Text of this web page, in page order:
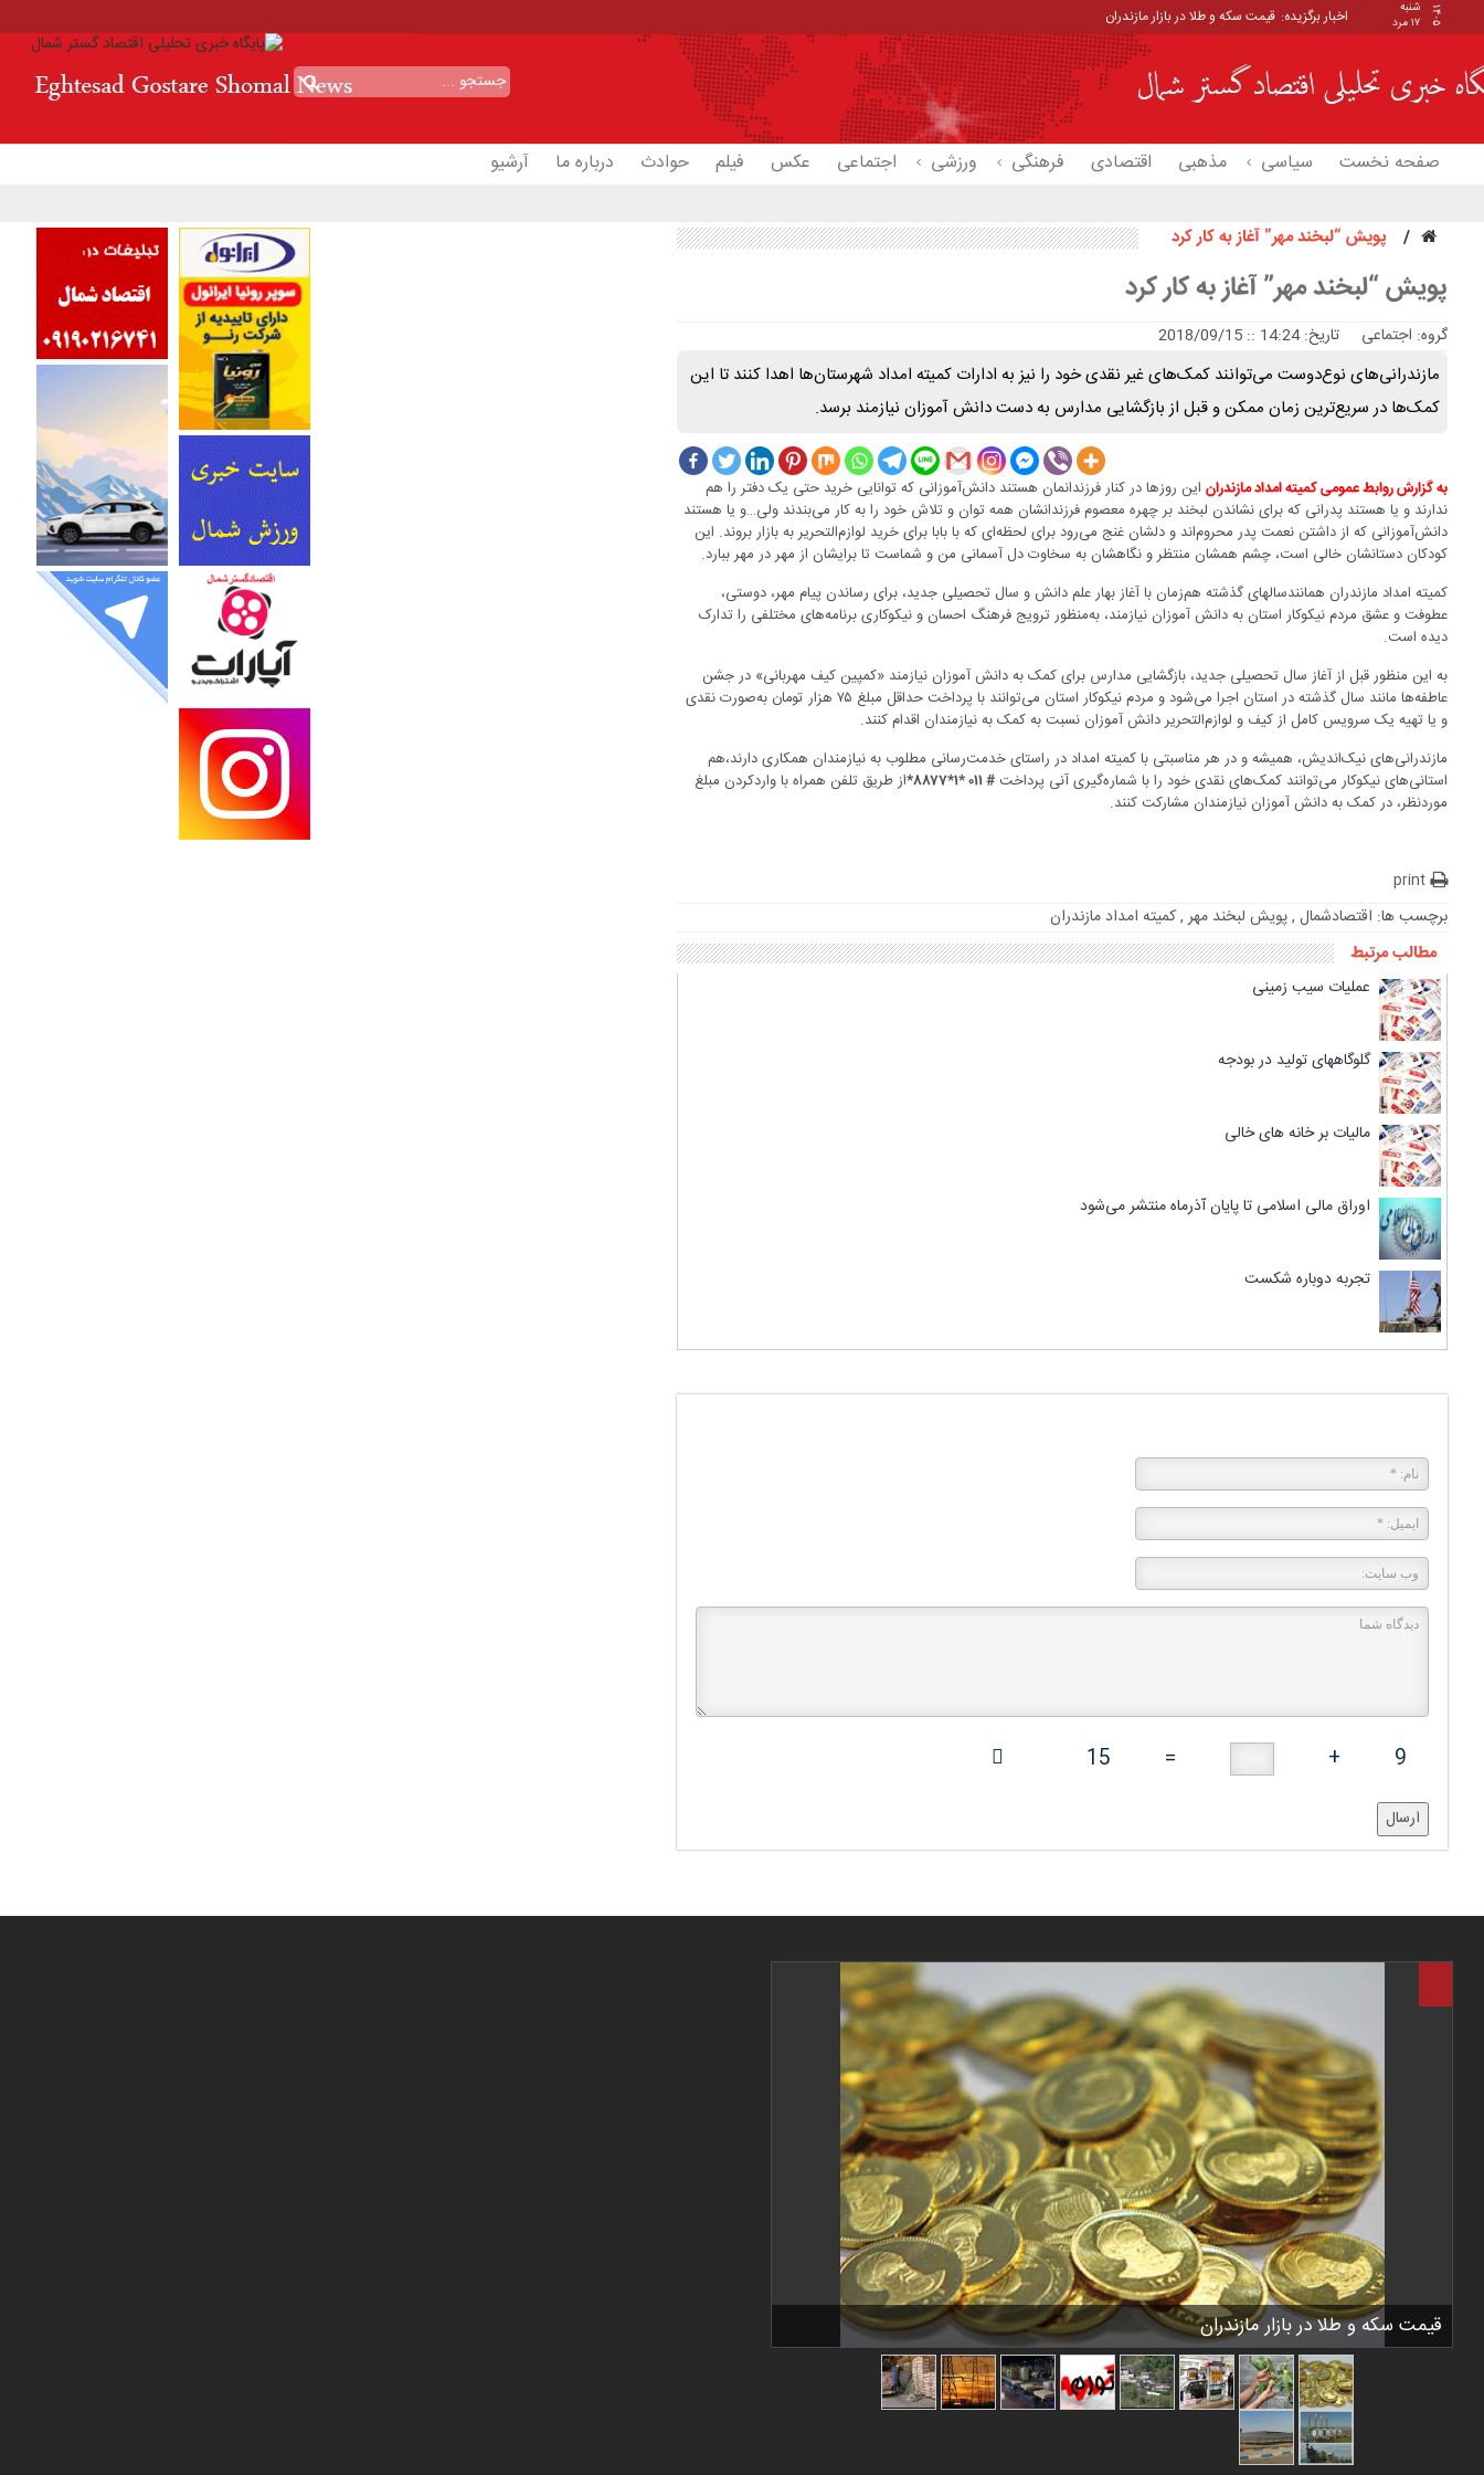
۱۴۰۵
شنبه
۱۷ مرد
اخبار برگزیده: قیمت سکه و طلا در بازار مازندران
صفحه نخست سیاسی مذهبی اقتصادی فرهنگی ورزشی اجتماعی عکس فیلم حوادث درباره ما آرشیو
پویش “لبخند مهر” آغاز به کار کرد
پویش “لبخند مهر” آغاز به کار کرد
گروه: اجتماعی تاریخ: 14:24 :: 2018/09/15
مازندرانی‌های نوع‌دوست می‌توانند کمک‌های غیر نقدی خود را نیز به ادارات کمیته امداد شهرستان‌ها اهدا کنند تا این
کمک‌ها در سریع‌ترین زمان ممکن و قبل از بازگشایی مدارس به دست دانش آموزان نیازمند برسد.
به گزارش روابط عمومی کمیته امداد مازندران این روزها در کنار فرزندانمان هستند دانش‌آموزانی که توانایی خرید حتی یک دفتر را هم
ندارند و یا هستند پدرانی که برای نشاندن لبخند بر چهره معصوم فرزندانشان همه توان و تلاش خود را به کار می‌بندند ولی…و یا هستند
دانش‌آموزانی که از داشتن نعمت پدر محروم‌اند و دلشان غنج می‌رود برای لحظه‌ای که با بابا برای خرید لوازم‌التحریر به بازار بروند. این
کودکان دستانشان خالی است، چشم همشان منتظر و نگاهشان به سخاوت دل آسمانی من و شماست تا برایشان از مهر در مهر ببارد.
کمیته امداد مازندران همانندسالهای گذشته هم‌زمان با آغاز بهار علم دانش و سال تحصیلی جدید، برای رساندن پیام مهر، دوستی،
عطوفت و عشق مردم نیکوکار استان به دانش آموزان نیازمند، به‌منظور ترویج فرهنگ احسان و نیکوکاری برنامه‌های مختلفی را تدارک
دیده است.
به این منظور قبل از آغاز سال تحصیلی جدید، بازگشایی مدارس برای کمک به دانش آموزان نیازمند «کمپین کیف مهربانی» در جشن
عاطفه‌ها مانند سال گذشته در استان اجرا می‌شود و مردم نیکوکار استان می‌توانند با پرداخت حداقل مبلغ ۷۵ هزار تومان به‌صورت نقدی
و یا تهیه یک سرویس کامل از کیف و لوازم‌التحریر دانش آموزان نسبت به کمک به نیازمندان اقدام کنند.
مازندرانی‌های نیک‌اندیش، همیشه و در هر مناسبتی با کمیته امداد در راستای خدمت‌رسانی مطلوب به نیازمندان همکاری دارند،هم
استانی‌های نیکوکار می‌توانند کمک‌های نقدی خود را با شماره‌گیری آنی پرداخت# ۰۱۱ *۱*۸۸۷۷*
از طریق تلفن همراه با واردکردن مبلغ
موردنظر، در کمک به دانش آموزان نیازمندان مشارکت کنند.
print
برچسب ها: اقتصادشمال ,پویش لبخند مهر,کمیته امداد مازندران
مطالب مرتبط
عملیات سیب زمینی
گلوگاههای تولید در بودجه
مالیات بر خانه های خالی
اوراق مالی اسلامی تا پایان آذرماه منتشر می‌شود
تجربه دوباره شکست
9
+
=
15
ارسال
قیمت سکه و طلا در بازار مازندران